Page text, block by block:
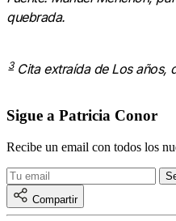
quebrada.
3Cita extraída de Los años,
Sigue a Patricia Conor
Recibe un email con todos los
Compartir